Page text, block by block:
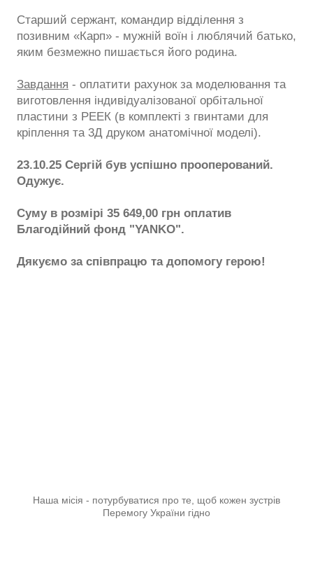
Старший сержант, командир відділення з
позивним «Карп» - мужній воїн і люблячий батько,
яким безмежно пишається його родина.
Завдання - оплатити рахунок за моделювання та
виготовлення індивідуалізованої орбітальної
пластини з РЕЕК (в комплекті з гвинтами для
кріплення та 3Д друком анатомічної моделі).
23.10.25 Сергій був успішно прооперований.
Одужує.
Суму в розмірі 35 649,00 грн оплатив
Благодійний фонд "YANKO".
Дякуємо за співпрацю та допомогу герою!
Наша місія - потурбуватися про те, щоб кожен зустрів
Перемогу України гідно